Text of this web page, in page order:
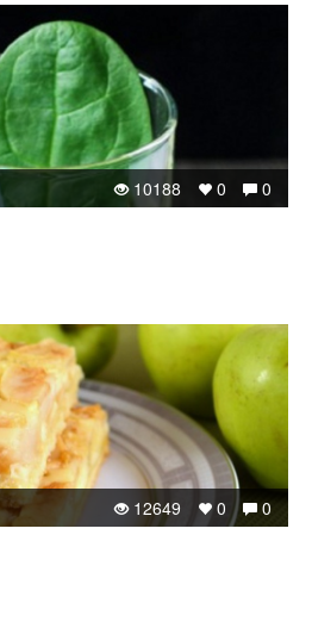
0
0
10188
0
0
12649